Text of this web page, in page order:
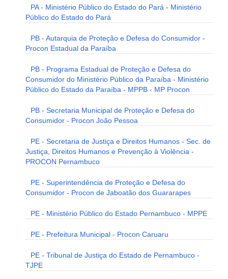
PA - Ministério Público do Estado do Pará - Ministério
Público do Estado do Pará
PB - Autarquia de Proteção e Defesa do Consumidor -
Procon Estadual da Paraíba
PB - Programa Estadual de Proteção e Defesa do
Consumidor do Ministério Público da Paraíba - Ministério
Público do Estado da Paraíba - MPPB - MP Procon
PB - Secretaria Municipal de Proteção e Defesa do
Consumidor - Procon João Pessoa
PE - Secretaria de Justiça e Direitos Humanos - Sec. de
Justiça, Direitos Humanos e Prevenção à Violência -
PROCON Pernambuco
PE - Superintendência de Proteção e Defesa do
Consumidor - Procon de Jaboatão dos Guararapes
PE - Ministério Público do Estado Pernambuco - MPPE
PE - Prefeitura Municipal - Procon Caruaru
PE - Tribunal de Justiça do Estado de Pernambuco -
TJPE